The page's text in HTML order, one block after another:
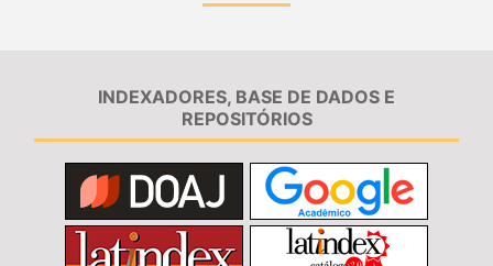
INDEXADORES, BASE DE DADOS E
REPOSITÓRIOS